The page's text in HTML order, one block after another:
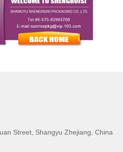
Street, Shangyu Zhejiang, China